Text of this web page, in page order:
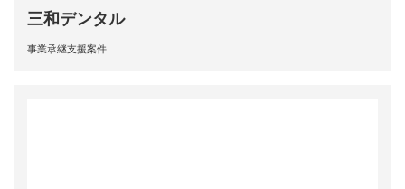
三和デンタル
事業承継支援案件